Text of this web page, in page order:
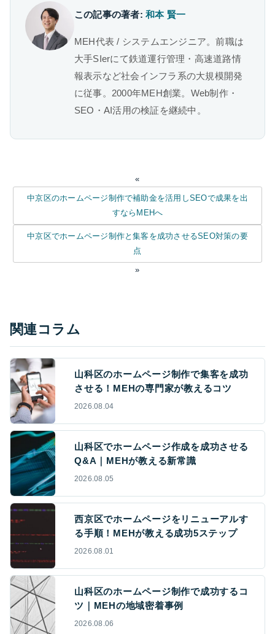
この記事の著者:和本 賢一
MEH代表 / システムエンジニア。前職は
大手SIerにて鉄道運行管理・高速道路情
報表示など社会インフラ系の大規模開発
に従事。2000年MEH創業。Web制作・
SEO・AI活用の検証を継続中。
«
中京区のホームページ制作で補助金を活用しSEOで成果を出
すならMEHへ
中京区でホームページ制作と集客を成功させるSEO対策の要
点
»
関連コラム
山科区のホームページ制作で集客を成功
させる！MEHの専門家が教えるコツ
2026.08.04
山科区でホームページ作成を成功させる
Q&A｜MEHが教える新常識
2026.08.05
西京区でホームページをリニューアルす
る手順！MEHが教える成功5ステップ
2026.08.01
山科区のホームページ制作で成功するコ
ツ｜MEHの地域密着事例
2026.08.06